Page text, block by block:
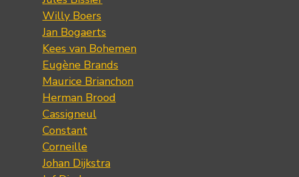
Willy Boers
Jan Bogaerts
Kees van Bohemen
Eugène Brands
Maurice Brianchon
Herman Brood
Cassigneul
Constant
Corneille
Johan Dijkstra